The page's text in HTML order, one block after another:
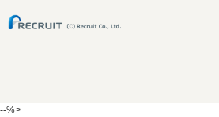
--%>